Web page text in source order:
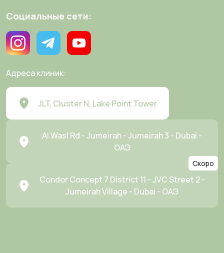
Социальные сети:
Адреса клиник:
JLT, Cluster N, Lake Point Tower
Al Wasl Rd - Jumeirah - Jumeirah 3 - Dubai -
ОАЭ
Condor Concept 7 District 11 - JVC Street 2 -
Jumeirah Village - Dubai - ОАЭ
Скоро